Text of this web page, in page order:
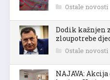
Ostale novosti
Dodik kažnjen
zloupotrebe
Ostale novosti
NAJAVA: